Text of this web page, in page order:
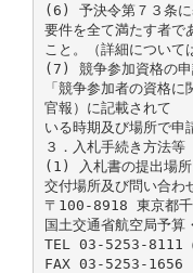
(6) 予決令第７３条に
要件を全て満たす者で
こと。（詳細について
(7) 競争参加資格の申
「競争参加者の資格
官報）に記載されて
いる時期及び場所で申
３．入札手続き方法等
(1) 入札書の提出場所
交付場所及び問い合わ
〒100-8918 東京都千
国土交通省航空局予算
TEL 03-5253-8111
FAX 03-5253-1656